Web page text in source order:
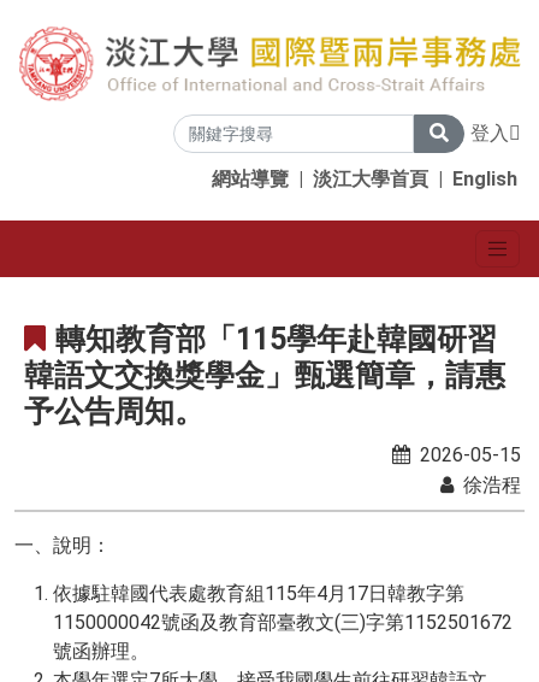
登入
網站導覽 | 淡江大學首頁 | English
轉知教育部「115學年赴韓國研習
韓語文交換獎學金」甄選簡章，請惠
予公告周知。
2026-05-15
徐浩程
一、說明：
依據駐韓國代表處教育組115年4月17日韓教字第
1150000042號函及教育部臺教文(三)字第1152501672
號函辦理。